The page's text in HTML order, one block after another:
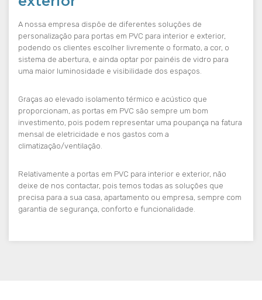
A nossa empresa dispõe de diferentes soluções de
personalização para portas em PVC para interior e exterior,
podendo os clientes escolher livremente o formato, a cor, o
sistema de abertura, e ainda optar por painéis de vidro para
uma maior luminosidade e visibilidade dos espaços.
Graças ao elevado isolamento térmico e acústico que
proporcionam, as portas em PVC são sempre um bom
investimento, pois podem representar uma poupança na fatura
mensal de eletricidade e nos gastos com a
climatização/ventilação.
Relativamente a portas em PVC para interior e exterior, não
deixe de nos contactar, pois temos todas as soluções que
precisa para a sua casa, apartamento ou empresa, sempre com
garantia de segurança, conforto e funcionalidade.